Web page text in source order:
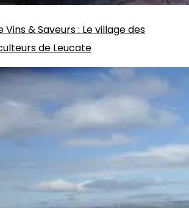
Vins & Saveurs: Le village des
de Leucate